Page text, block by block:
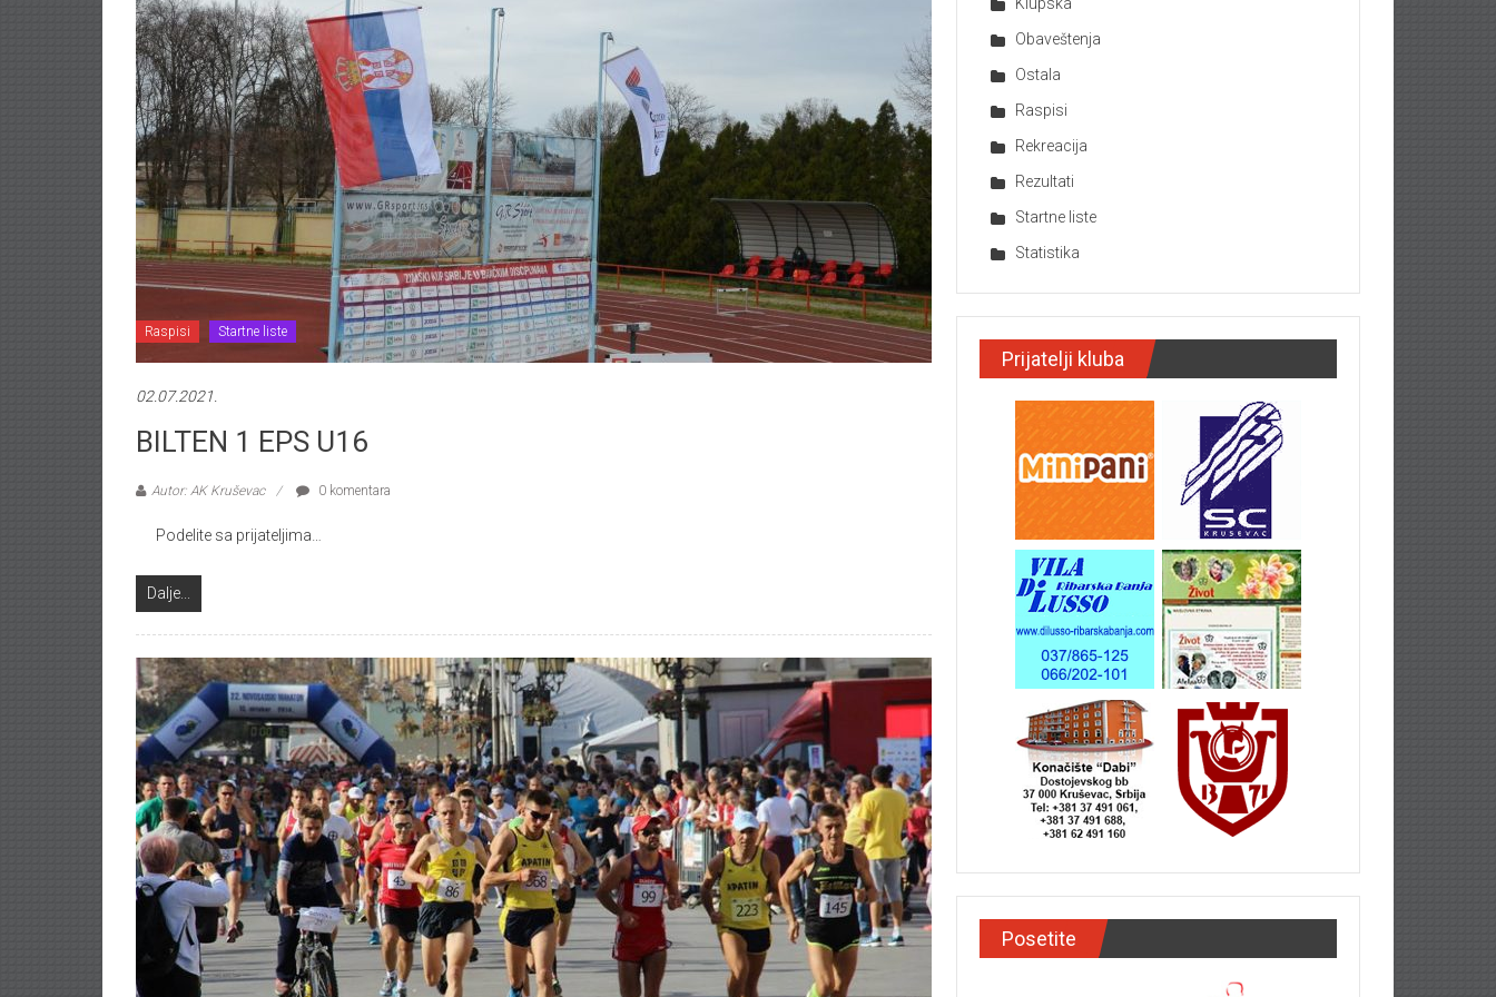
Raspisi Startne liste
02.07.2021.
BILTEN 1 EPS U16
Autor: AK Kruševac 0 komentara
Podelite sa prijateljima…
Dalje...
Obaveštenja
Ostala
Raspisi
Rekreacija
Rezultati
Startne liste
Statistika
Prijatelji kluba
Posetite